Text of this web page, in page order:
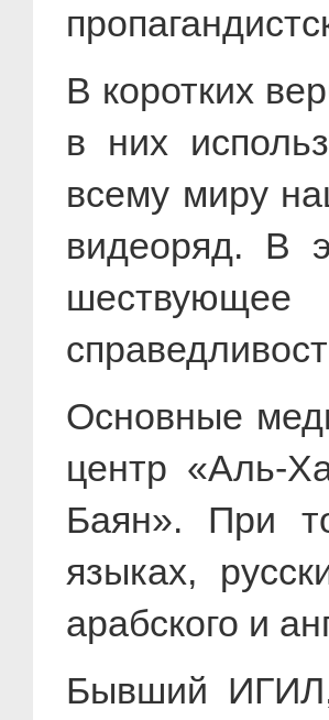
В коротких
в них
всему миру
видеоряд. В
Основные
центр «Аль-
Баян». При
языках,
арабского и
Бывший